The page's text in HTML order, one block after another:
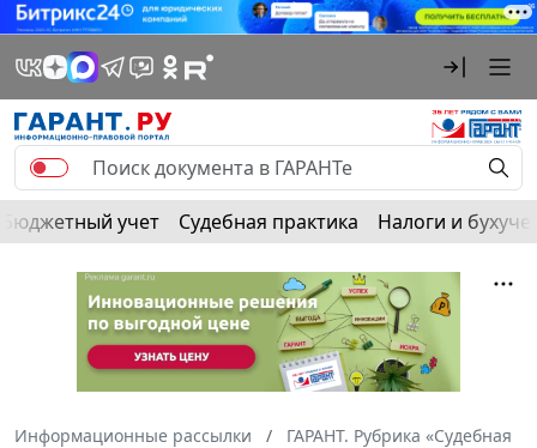
Бюджетный учет Судебная практика Налоги и
Информационные рассылки
ГАРАНТ. Рубрика «Судебная